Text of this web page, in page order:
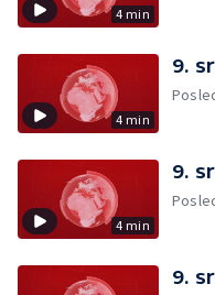
4 min
4 min
9.
4 min
9.
9.